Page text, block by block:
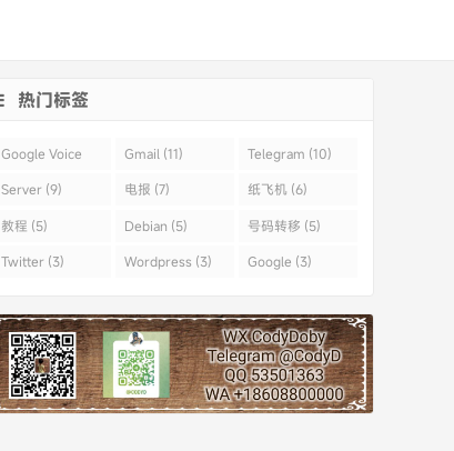
热门标签
Google Voice
(43)
Gmail (11) Telegram (10)
Server (9) 电报 (7) 纸飞机 (6)
教程 (5) Debian (5) 号码转移 (5)
Twitter (3) Wordpress (3) Google (3)